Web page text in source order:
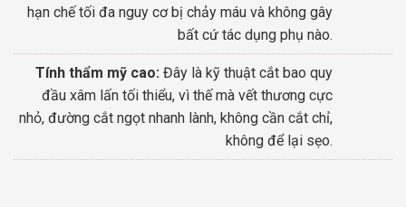
hạn chế tối đa nguy cơ bị chảy máu và không gây
bất cứ tác dụng phụ nào.
Tính thẩm mỹ cao: Đây là kỹ thuật cắt bao quy
đầu xâm lấn tối thiểu, vì thế mà vết thương cực
nhỏ, đường cắt ngọt nhanh lành, không cần cắt chỉ,
không để lại sẹo.